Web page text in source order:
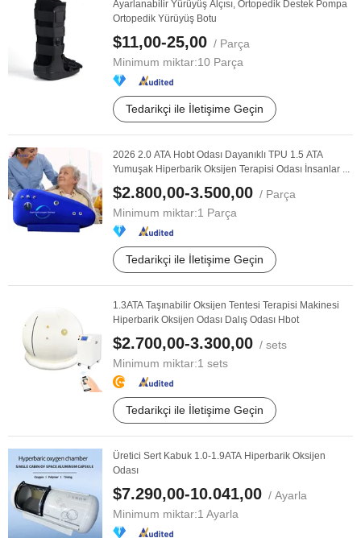
Ayarlanabilir Yürüyüş Alçısı, Ortopedik Destek Pompa
Ortopedik Yürüyüş Botu
$11,00-25,00 / Parça
Minimum miktar:10 Parça
Tedarikçi ile İletişime Geçin
2026 2.0 ATA Hobt Odası Dayanıklı TPU 1.5 ATA
Yumuşak Hiperbarik Oksijen Terapisi Odası İnsanlar ...
$2.800,00-3.500,00 / Parça
Minimum miktar:1 Parça
Tedarikçi ile İletişime Geçin
1.3ATA Taşınabilir Oksijen Tentesi Terapisi Makinesi
Hiperbarik Oksijen Odası Dalış Odası Hbot
$2.700,00-3.300,00 / sets
Minimum miktar:1 sets
Tedarikçi ile İletişime Geçin
Üretici Sert Kabuk 1.0-1.9ATA Hiperbarik Oksijen
Odası
$7.290,00-10.041,00 / Ayarla
Minimum miktar:1 Ayarla